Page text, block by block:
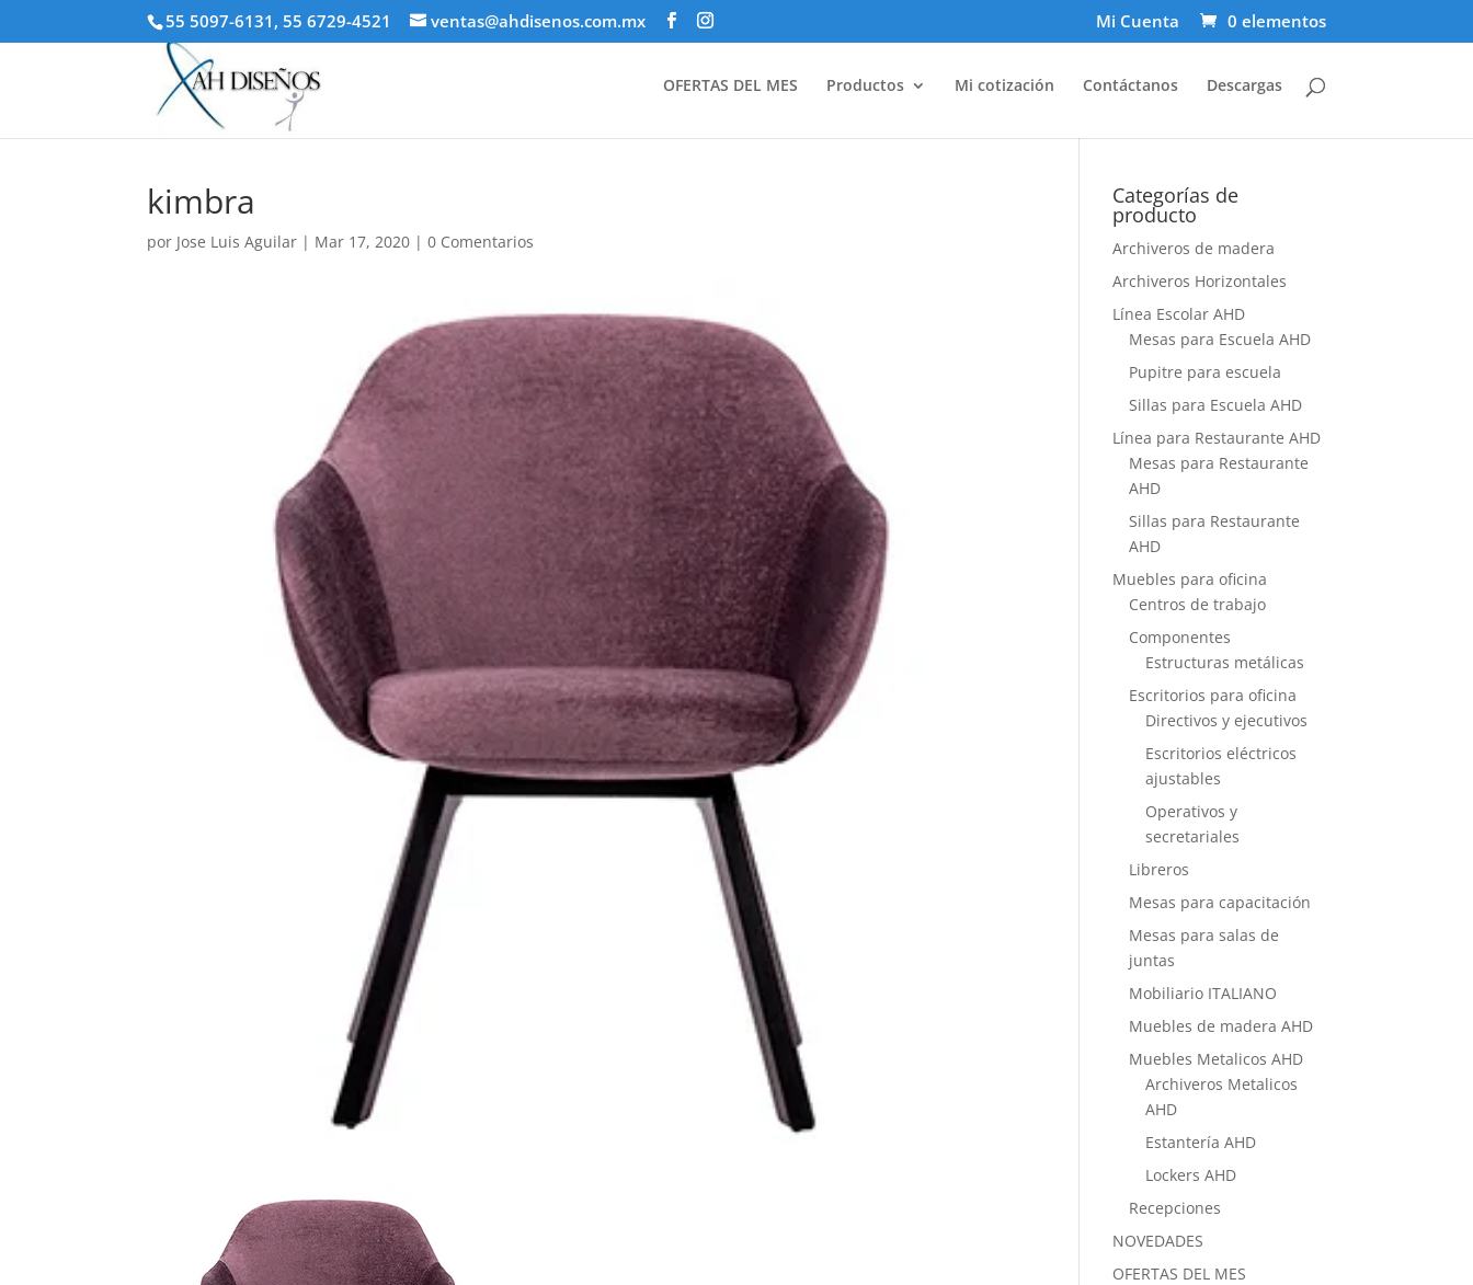
55 5097-6131, 55 6729-4521 ventas@ahdisenos.com.mx Mi Cuenta 0 elementos
OFERTAS DEL MES Productos Mi cotización Contáctanos Descargas
kimbra
por Jose Luis Aguilar | Mar 17, 2020 |0 Comentarios
Categorías de
producto
Archiveros de madera
Archiveros Horizontales
Línea Escolar AHD
Mesas para Escuela AHD
Pupitre para escuela
Sillas para Escuela AHD
Línea para Restaurante AHD
Mesas para Restaurante
AHD
Sillas para Restaurante
AHD
Muebles para oficina
Centros de trabajo
Componentes
Estructuras metálicas
Escritorios para oficina
Directivos y ejecutivos
Escritorios eléctricos
ajustables
Operativos y
secretariales
Libreros
Mesas para capacitación
Mesas para salas de
juntas
Mobiliario ITALIANO
Muebles de madera AHD
Muebles Metalicos AHD
Archiveros Metalicos
AHD
Estantería AHD
Lockers AHD
Recepciones
NOVEDADES
OFERTAS DEL MES